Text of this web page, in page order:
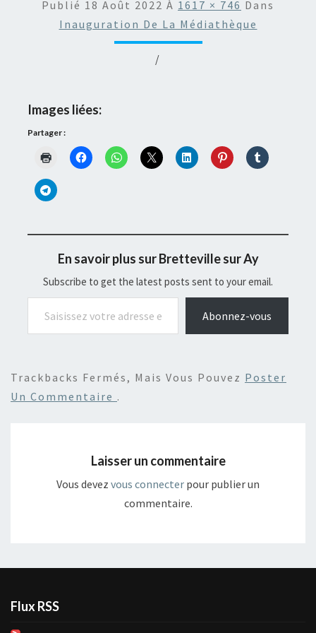
Publié 18 Août 2022 À 1617 × 746 Dans
Inauguration De La Médiathèque
/
Images liées:
Partager :
En savoir plus sur Bretteville sur Ay
Subscribe to get the latest posts sent to your email.
Saisissez votre adresse e-mail…
Abonnez-vous
Trackbacks Fermés, Mais Vous Pouvez Poster
Un Commentaire .
Laisser un commentaire
Vous devez vous connecter pour publier un
commentaire.
Flux RSS